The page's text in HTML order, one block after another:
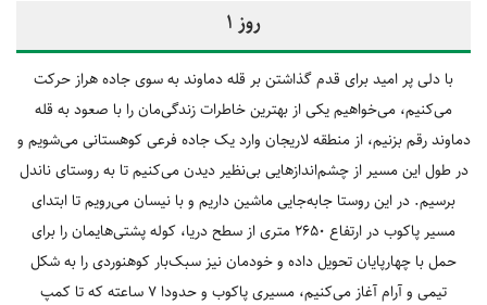
روز 1
با دلی پر امید برای قدم گذاشتن بر قله دماوند به سوی جاده هراز حرکت
می‌کنیم، می‌خواهیم یکی از بهترین خاطرات زندگی‌مان را با صعود به قله
دماوند رقم بزنیم، از منطقه لاریجان وارد یک جاده فرعی کوهستانی می‌شویم و
در طول این مسیر از چشم‌اندازهایی بی‌نظیر دیدن می‌کنیم تا به روستای ناندل
برسیم. در این روستا جابه‌جایی ماشین داریم و با نیسان می‌رویم تا ابتدای
مسیر پاکوب در ارتفاع 2650 متری از سطح دریا، کوله پشتی‌هایمان را برای
حمل با چهارپایان تحویل داده و خودمان نیز سبک‌بار کوهنوردی را به شکل
تیمی و آرام آغاز می‌کنیم، مسیری پاکوب و حدودا 7 ساعته که تا کمپ